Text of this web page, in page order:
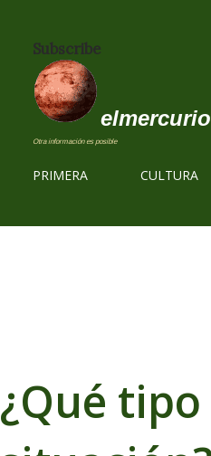
Subscribe
Otra información es posible
PRIMERA CULTURA
¿Qué